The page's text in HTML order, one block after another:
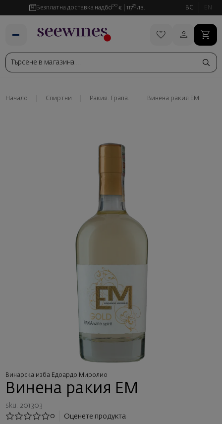
Безплатна доставка над6000 € 11735 лв. BG EN
Начало Спиртни Ракия. Грапа. Винена ракия ЕМ
Винарска изба Едоардо Миролио
Винена ракия ЕМ
sku: 201303
0
Оценете продукта